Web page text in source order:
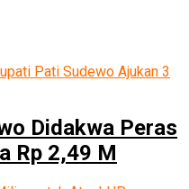
Didakwa Peras
Rp 2,49 M